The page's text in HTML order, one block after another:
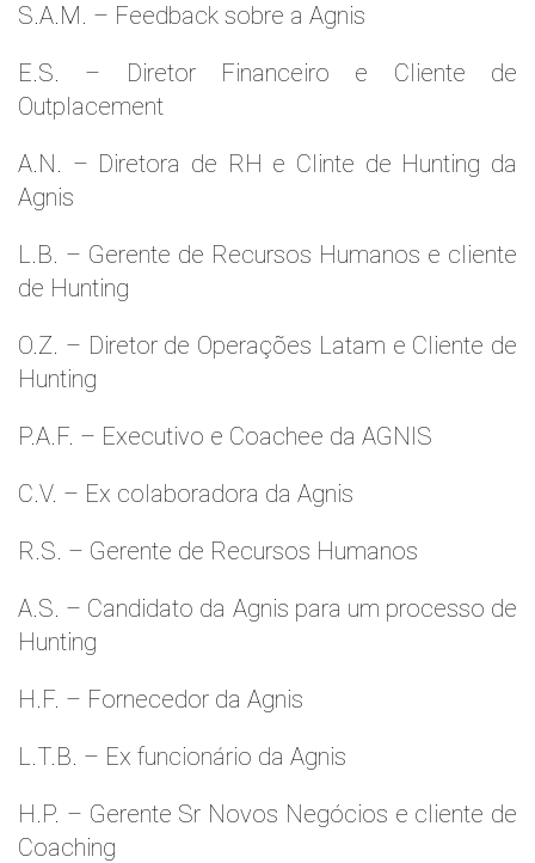
S.A.M. – Feedback sobre a Agnis
E.S. – Diretor Financeiro e Cliente de
Outplacement
A.N. – Diretora de RH e Clinte de Hunting da
Agnis
L.B. – Gerente de Recursos Humanos e cliente
de Hunting
O.Z. – Diretor de Operações Latam e Cliente de
Hunting
P.A.F. – Executivo e Coachee da AGNIS
C.V. – Ex colaboradora da Agnis
R.S. – Gerente de Recursos Humanos
A.S. – Candidato da Agnis para um processo de
Hunting
H.F. – Fornecedor da Agnis
L.T.B. – Ex funcionário da Agnis
H.P. – Gerente Sr Novos Negócios e cliente de
Coaching